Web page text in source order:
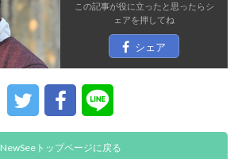
この記事が役に立ったと思ったらシ
ェアを押してね
シェア
NewSeeトップページに戻る